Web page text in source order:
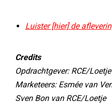
Luister [hier] de
Credits
Opdrachtgever: RCE/Loetje
Marketeers: Esmée van
Sven Bon van RCE/Loetje